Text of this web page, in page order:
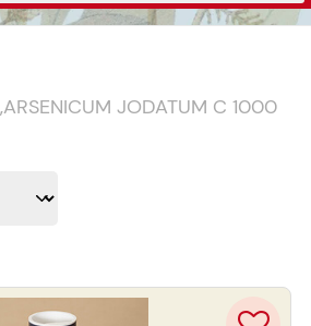
ARSENICUM JODATUM C 1000